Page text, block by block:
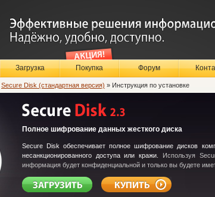
Загрузка Покупка Форум
Secure Disk (стандартная версия) » Инструкция по установке
Полное шифрование данных жесткого диска
Secure Disk обеспечивает полное шифрование дисков
несанкционированного доступа или кражи.
Используя
информация будет конфиденциальной и только вы будете